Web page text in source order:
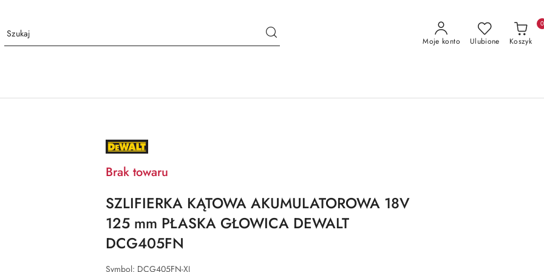
Moje konto Ulubione Koszyk
0
NAZWA
PRODUCENTA:
Brak towaru
SZLIFIERKA KĄTOWA AKUMULATOROWA 18V
125 mm PŁASKA GŁOWICA DEWALT
DCG405FN
Symbol: DCG405FN-XJ